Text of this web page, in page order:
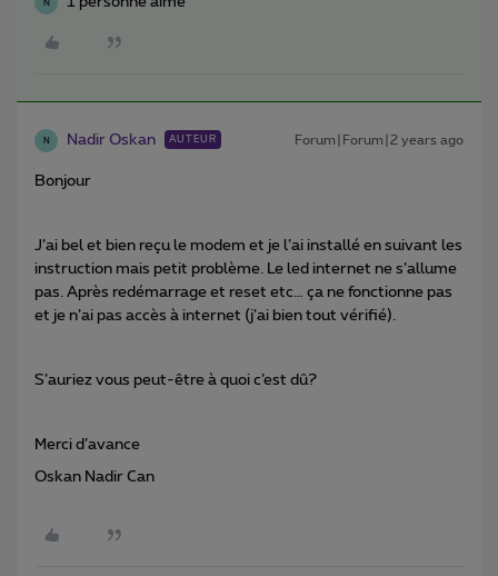
N
N Nadir Oskan AUTEUR Forum|Forum|2 years ago
Bonjour
J’ai bel et bien reçu le modem et je l’ai installé en suivant les
instruction mais petit problème. Le led internet ne s’allume
pas. Après redémarrage et reset etc… ça ne fonctionne pas
et je n’ai pas accès à internet (j’ai bien tout vérifié).
S’auriez vous peut-être à quoi c’est dû?
Merci d’avance
Oskan Nadir Can